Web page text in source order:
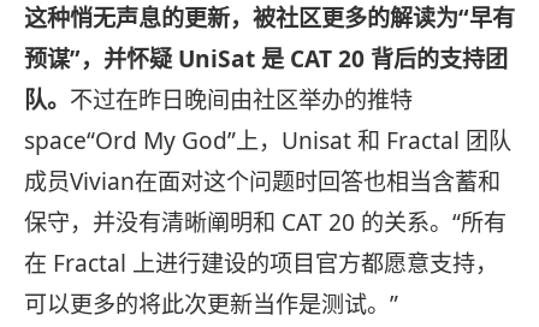
这种悄无声息的更新，被社区更多的解读为“早有
预谋”，并怀疑 UniSat 是 CAT 20 背后的支持团
队。 不过在昨日晚间由社区举办的推特
space“Ord My God”上，Unisat 和 Fractal 团队
成员Vivian在面对这个问题时回答也相当含蓄和
保守，并没有清晰阐明和 CAT 20 的关系。“所有
在 Fractal 上进行建设的项目官方都愿意支持，
可以更多的将此次更新当作是测试。”